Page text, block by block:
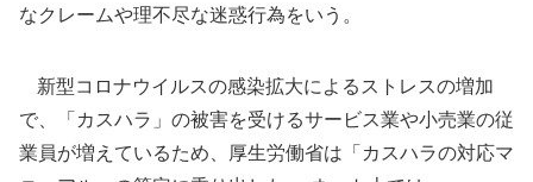
なクレームや理不尽な迷惑行為をいう。
新型コロナウイルスの感染拡大によるストレスの増加
で、「カスハラ」の被害を受けるサービス業や小売業の従
業員が増えているため、厚生労働省は「カスハラの対応マ